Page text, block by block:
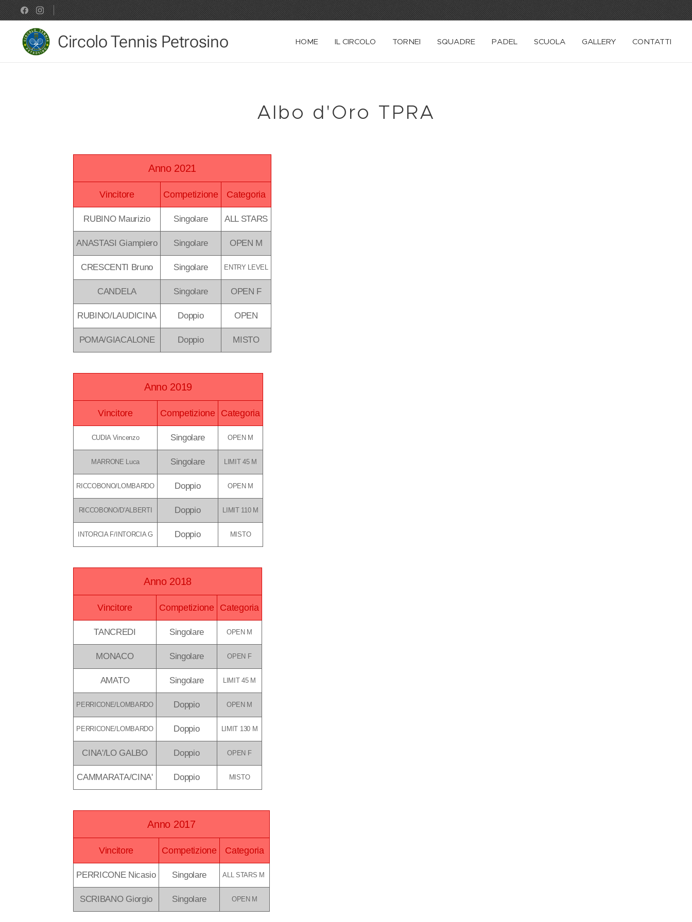
Circolo Tennis Petrosino HOME IL CIRCOLO TORNEI SQUADRE PADEL SCUOLA GALLERY CONTATTI
Albo d'Oro TPRA
Anno 2021
Vincitore Competizione Categoria
RUBINO Maurizio Singolare ALL STARS
ANASTASI Giampiero Singolare OPEN M
CRESCENTI Bruno Singolare ENTRY LEVEL
CANDELA Singolare OPEN F
RUBINO/LAUDICINA Doppio OPEN
POMA/GIACALONE Doppio MISTO
Anno 2019
Vincitore Competizione Categoria
CUDIA Vincenzo Singolare OPEN M
MARRONE Luca Singolare LIMIT 45 M
RICCOBONO/LOMBARDO Doppio OPEN M
RICCOBONO/D'ALBERTI Doppio LIMIT 110 M
INTORCIA F/INTORCIA G Doppio MISTO
Anno 2018
Vincitore Competizione Categoria
TANCREDI Singolare OPEN M
MONACO Singolare OPEN F
AMATO Singolare LIMIT 45 M
PERRICONE/LOMBARDO Doppio OPEN M
PERRICONE/LOMBARDO Doppio LIMIT 130 M
CINA'/LO GALBO Doppio OPEN F
CAMMARATA/CINA' Doppio MISTO
Anno 2017
Vincitore Competizione Categoria
PERRICONE Nicasio Singolare ALL STARS M
SCRIBANO Giorgio Singolare OPEN M